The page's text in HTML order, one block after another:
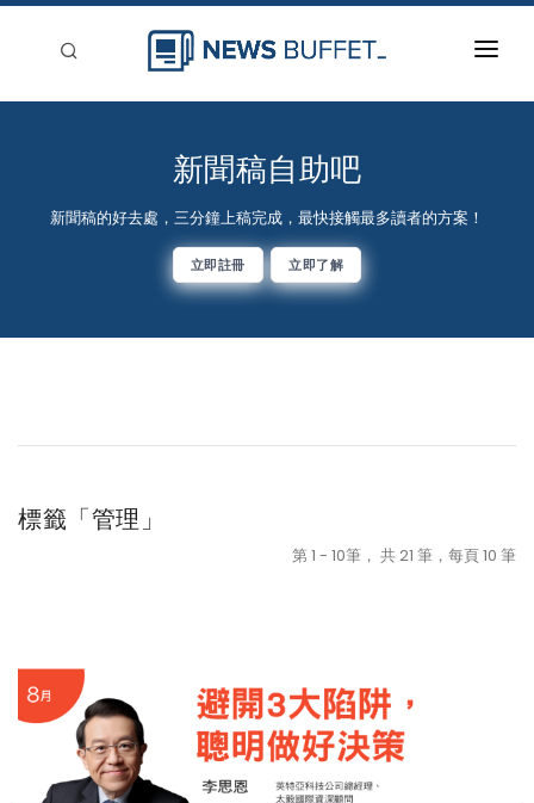
回到首頁
登入
新聞稿自助吧
新聞稿的好去處，三分鐘上稿完成，最快接觸最多讀者的方案！
立即註冊 立即了解
標籤「管理」
第 1 - 10筆， 共 21 筆，每頁 10 筆